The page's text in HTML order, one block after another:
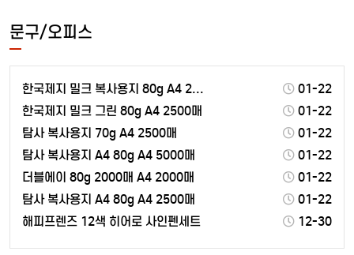
문구/오피스
한국제지 밀크 복사용지 80g A4 2500매
01-22
한국제지 밀크 그린 80g A4 2500매
01-22
탐사 복사용지 70g A4 2500매
01-22
탐사 복사용지 A4 80g A4 5000매
01-22
더블에이 80g 2000매 A4 2000매
01-22
탐사 복사용지 A4 80g A4 2500매
01-22
해피프렌즈 12색 히어로 사인펜세트
12-30